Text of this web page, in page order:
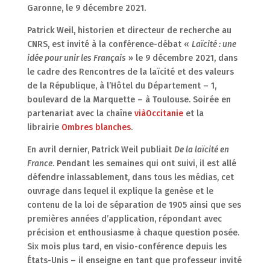
Garonne, le 9 décembre 2021.
Patrick Weil, historien et directeur de recherche au
CNRS, est invité à la conférence-débat « Laïcité : une
idée pour unir les Français » le 9 décembre 2021, dans
le cadre des Rencontres de la laïcité et des valeurs
de la République, à l’Hôtel du Département – 1,
boulevard de la Marquette – à Toulouse. Soirée en
partenariat avec la chaîne viàOccitanieet la
librairie Ombres blanches.
En avril dernier, Patrick Weil publiait De la laïcité en
France. Pendant les semaines qui ont suivi, il est allé
défendre inlassablement, dans tous les médias, cet
ouvrage dans lequel il explique la genèse et le
contenu de la loi de séparation de 1905 ainsi que ses
premières années d’application, répondant avec
précision et enthousiasme à chaque question posée.
Six mois plus tard, en visio-conférence depuis les
États-Unis – il enseigne en tant que professeur invité